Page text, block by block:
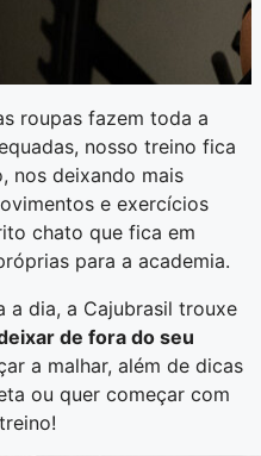
roupas fazem toda a
nosso treino fica
nos deixando mais
e exercícios
chato que fica em
para a academia.
a dia, a Cajubrasil trouxe
de fora do seu
a malhar, além de dicas
ou quer começar com